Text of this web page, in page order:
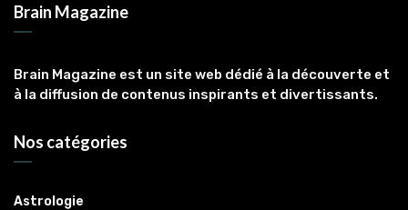
Brain Magazine
Brain Magazine est un site web dédié à la découverte et
à la diffusion de contenus inspirants et divertissants.
Nos catégories
Astrologie